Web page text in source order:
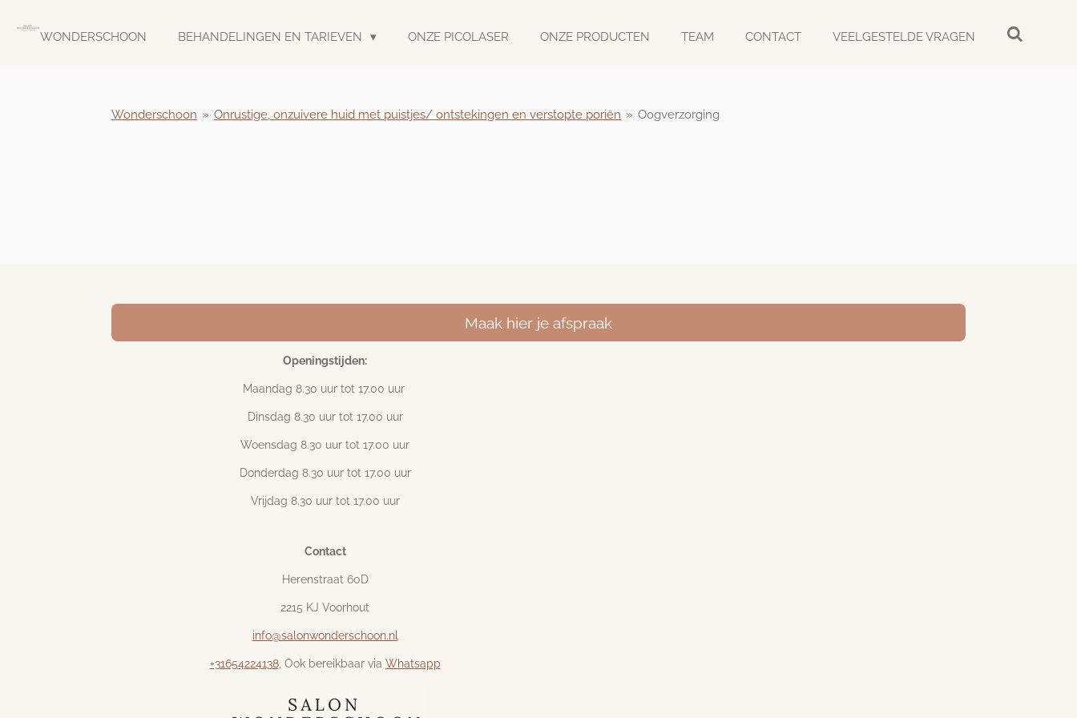
directWONDERSCHOON BEHANDELINGEN EN TARIEVEN ONZE PICOLASER ONZE PRODUCTEN TEAM CONTACT VEELGESTELDE VRAGEN
Wonderschoon » Onrustige, onzuivere huid met puistjes/ ontstekingen en verstopte poriën » Oogverzorging
Maak hier je afspraak
Openingstijden:
Maandag 8.30 uur tot 17.00 uur
Dinsdag 8.30 uur tot 17.00 uur
Woensdag 8.30 uur tot 17.00 uur
Donderdag 8.30 uur tot 17.00 uur
Vrijdag 8.30 uur tot 17.00 uur
Contact
Herenstraat 60D
2215 KJ Voorhout
info@salonwonderschoon.nl
+31654224138, Ook bereikbaar via Whatsapp